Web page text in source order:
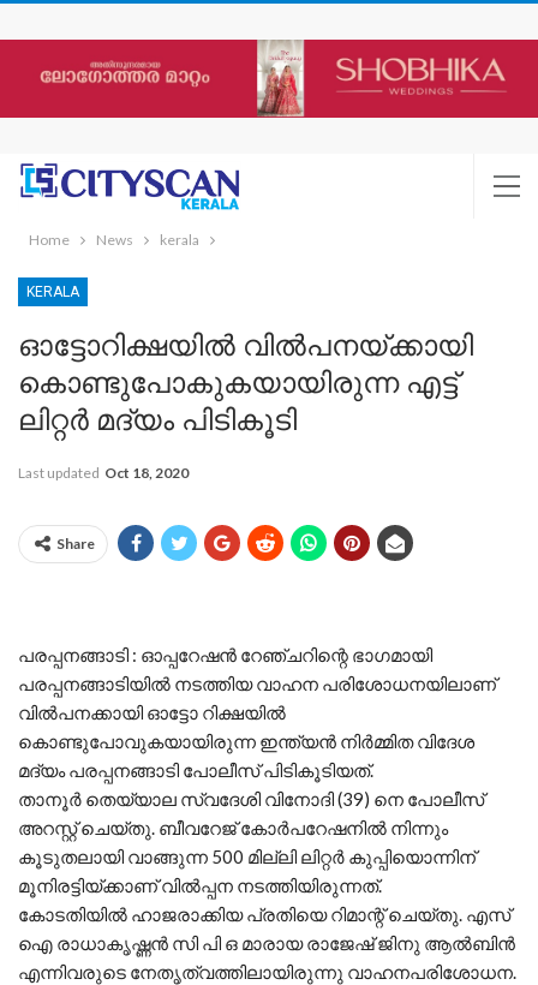
Home News kerala
KERALA
ഓട്ടോറിക്ഷയിൽ വിൽപനയ്ക്കായി
കൊണ്ടുപോകുകയായിരുന്ന എട്ട്
ലിറ്റർ മദ്യം പിടികൂടി
Last updated Oct 18, 2020
Share
പരപ്പനങ്ങാടി : ഓപ്പറേഷൻ റേഞ്ചറിന്റെ ഭാഗമായി
പരപ്പനങ്ങാടിയിൽ നടത്തിയ വാഹന പരിശോധനയിലാണ്
വിൽപനക്കായി ഓട്ടോ റിക്ഷയിൽ
കൊണ്ടുപോവുകയായിരുന്ന ഇന്ത്യൻ നിർമ്മിത വിദേശ
മദ്യം പരപ്പനങ്ങാടി പോലീസ് പിടികൂടിയത്.
താനൂർ തെയ്യാല സ്വദേശി വിനോദി (39) നെ പോലീസ്
അറസ്റ്റ് ചെയ്തു. ബീവറേജ് കോർപറേഷനിൽ നിന്നും
കൂടുതലായി വാങ്ങുന്ന 500 മില്ലി ലിറ്റർ കുപ്പിയൊന്നിന്
മൂനിരട്ടിയ്ക്കാണ് വിൽപ്പന നടത്തിയിരുന്നത്.
കോടതിയിൽ ഹാജരാക്കിയ പ്രതിയെ റിമാന്റ് ചെയ്തു. എസ്
ഐ രാധാകൃഷ്ണൻ സി പി ഒ മാരായ രാജേഷ് ജിനു ആൽബിൻ
എന്നിവരുടെ നേതൃത്വത്തിലായിരുന്നു വാഹനപരിശോധന.